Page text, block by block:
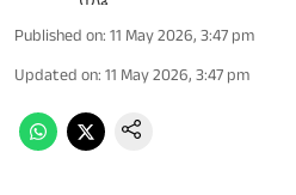
Published on: 11 May 2026, 3:47 pm
Updated on: 11 May 2026, 3:47 pm